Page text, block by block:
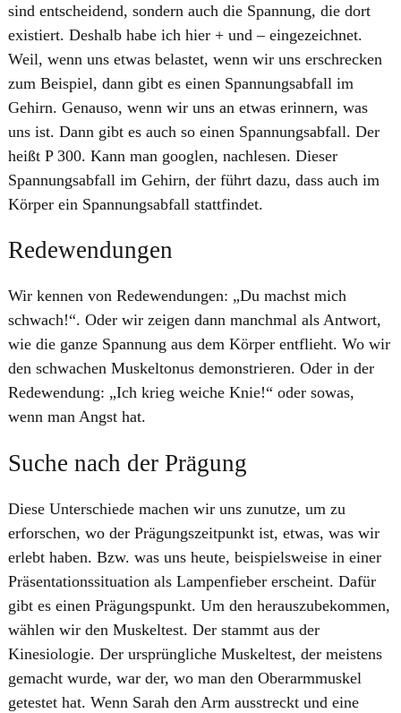
sind entscheidend, sondern auch die Spannung, die dort
existiert. Deshalb habe ich hier + und – eingezeichnet.
Weil, wenn uns etwas belastet, wenn wir uns erschrecken
zum Beispiel, dann gibt es einen Spannungsabfall im
Gehirn. Genauso, wenn wir uns an etwas erinnern, was
uns ist. Dann gibt es auch so einen Spannungsabfall. Der
heißt P 300. Kann man googlen, nachlesen. Dieser
Spannungsabfall im Gehirn, der führt dazu, dass auch im
Körper ein Spannungsabfall stattfindet.
Redewendungen
Wir kennen von Redewendungen: „Du machst mich
schwach!“. Oder wir zeigen dann manchmal als Antwort,
wie die ganze Spannung aus dem Körper entflieht. Wo wir
den schwachen Muskeltonus demonstrieren. Oder in der
Redewendung: „Ich krieg weiche Knie!“ oder sowas,
wenn man Angst hat.
Suche nach der Prägung
Diese Unterschiede machen wir uns zunutze, um zu
erforschen, wo der Prägungszeitpunkt ist, etwas, was wir
erlebt haben. Bzw. was uns heute, beispielsweise in einer
Präsentationssituation als Lampenfieber erscheint. Dafür
gibt es einen Prägungspunkt. Um den herauszubekommen,
wählen wir den Muskeltest. Der stammt aus der
Kinesiologie. Der ursprüngliche Muskeltest, der meistens
gemacht wurde, war der, wo man den Oberarmmuskel
getestet hat. Wenn Sarah den Arm ausstreckt und eine